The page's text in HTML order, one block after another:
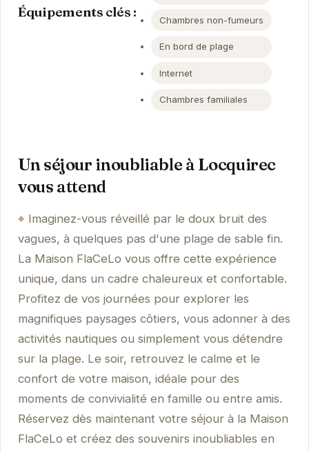
Équipements clés : Chambres non-fumeurs
En bord de plage
Internet
Chambres familiales
Un séjour inoubliable à Locquirec
vous attend
Imaginez-vous réveillé par le doux bruit des
vagues, à quelques pas d'une plage de sable fin.
La Maison FlaCeLo vous offre cette expérience
unique, dans un cadre chaleureux et confortable.
Profitez de vos journées pour explorer les
magnifiques paysages côtiers, vous adonner à des
activités nautiques ou simplement vous détendre
sur la plage. Le soir, retrouvez le calme et le
confort de votre maison, idéale pour des
moments de convivialité en famille ou entre amis.
Réservez dès maintenant votre séjour à la Maison
FlaCeLo et créez des souvenirs inoubliables en